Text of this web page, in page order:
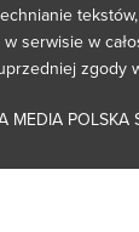
serwisie w
zgody
MEDIA POLSKA